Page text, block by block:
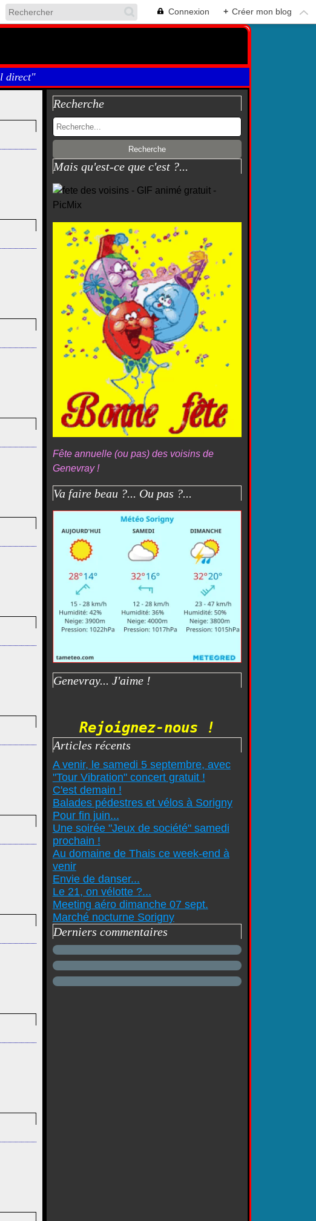
Connexion + Créer mon blog
direct"
Recherche
Mais qu'est-ce que c'est ?...
Fête annuelle (ou pas) des voisins de
Genevray !
Va faire beau ?... Ou pas ?...
Genevray... J'aime !
Rejoignez-nous !
Articles récents
A venir, le samedi 5 septembre, avec
"Tour Vibration" concert gratuit !
C'est demain !
Balades pédestres et vélos à Sorigny
Pour fin juin...
Une soirée "Jeux de société" samedi
prochain !
Au domaine de Thais ce week-end à
venir
Envie de danser...
Le 21, on vélotte ?...
Meeting aéro dimanche 07 sept.
Marché nocturne Sorigny
Derniers commentaires